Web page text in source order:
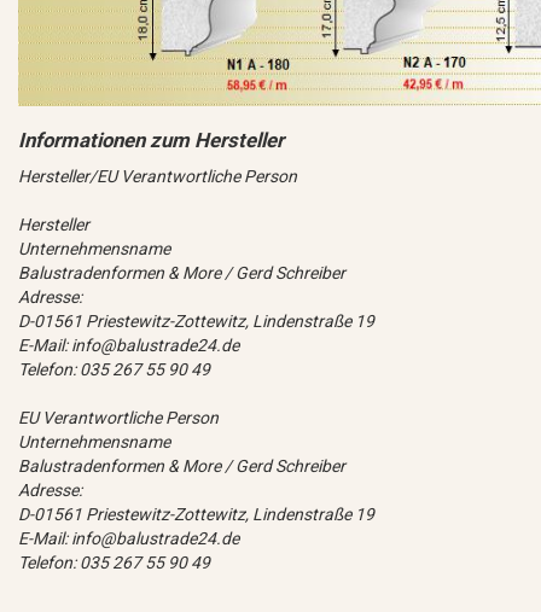
Hersteller/EU Verantwortliche Person
Hersteller
Unternehmensname
Balustradenformen & More / Gerd Schreiber
Adresse:
D-01561 Priestewitz-Zottewitz, Lindenstraße 19
E-Mail: info@balustrade24.de
Telefon: 035 267 55 90 49
EU Verantwortliche Person
Unternehmensname
Balustradenformen & More / Gerd Schreiber
Adresse:
D-01561 Priestewitz-Zottewitz, Lindenstraße 19
E-Mail: info@balustrade24.de
Telefon: 035 267 55 90 49